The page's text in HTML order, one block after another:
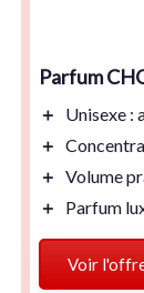
Parfum
＋ Unisexe :
＋
＋ Volume
＋
Parfum
Voir